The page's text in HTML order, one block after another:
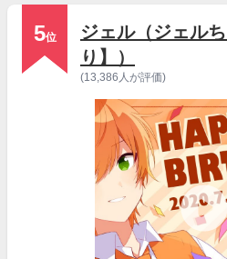
5位
ジェル（ジェル
り】）
(13,386人が評価)